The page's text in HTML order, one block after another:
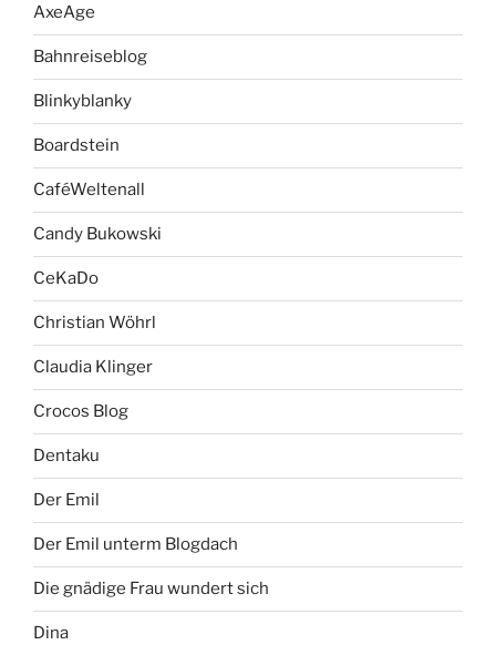
AxeAge
Bahnreiseblog
Blinkyblanky
Boardstein
CaféWeltenall
Candy Bukowski
CeKaDo
Christian Wöhrl
Claudia Klinger
Crocos Blog
Dentaku
Der Emil
Der Emil unterm Blogdach
Die gnädige Frau wundert sich
Dina